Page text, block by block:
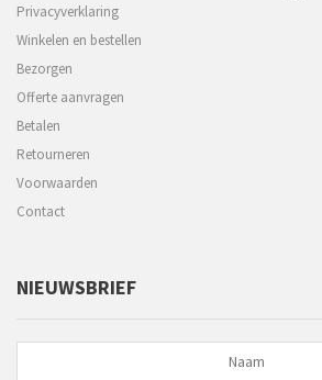
Privacyverklaring
Winkelen en bestellen
Bezorgen
Offerte aanvragen
Betalen
Retourneren
Voorwaarden
Contact
NIEUWSBRIEF